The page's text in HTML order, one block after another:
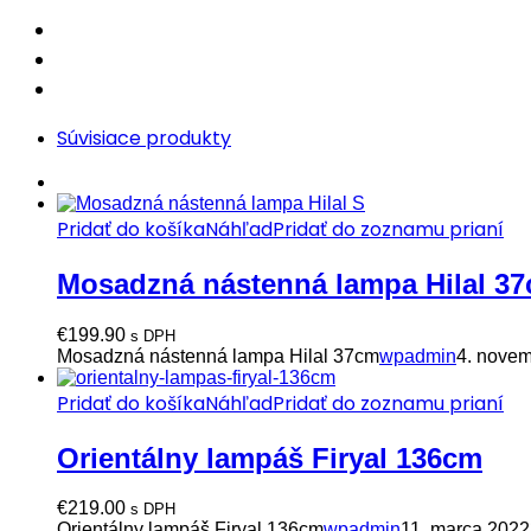
Súvisiace produkty
Pridať do košíkaNáhľadPridať do zoznamu prianí
Mosadzná nástenná lampa Hilal
€199.90 s DPH
Mosadzná nástenná lampa Hilal 37cmwpadmin4.
Pridať do košíkaNáhľadPridať do zoznamu prianí
Orientálny lampáš Firyal 136cm
€219.00 s DPH